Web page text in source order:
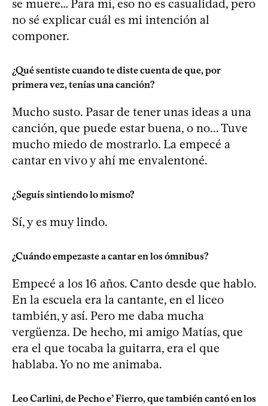
se muere… Para mí, eso no es casualidad, pero
no sé explicar cuál es mi intención al
componer.
¿Qué sentiste cuando te diste cuenta de que, por
primera vez, tenías una canción?
Mucho susto. Pasar de tener unas ideas a una
canción, que puede estar buena, o no... Tuve
mucho miedo de mostrarlo. La empecé a
cantar en vivo y ahí me envalentoné.
¿Seguís sintiendo lo mismo?
Sí, y es muy lindo.
¿Cuándo empezaste a cantar en los ómnibus?
Empecé a los 16 años. Canto desde que hablo.
En la escuela era la cantante, en el liceo
también, y así. Pero me daba mucha
vergüenza. De hecho, mi amigo Matías, que
era el que tocaba la guitarra, era el que
hablaba. Yo no me animaba.
Leo Carlini, de Pecho e’ Fierro, que también cantó en los